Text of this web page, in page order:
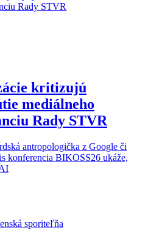
kritizujú
mediálneho
Rady STVR
sporiteľňa